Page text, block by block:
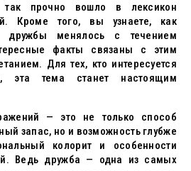
прочно вошло в лексикон
Кроме того, вы узнаете, как
дружбы менялось с течением
факты связаны с этим
Для тех, кто интересуется
эта тема станет настоящим
— это не только способ
запас, но и возможность глубже
колорит и особенности
Ведь дружба — одна из самых